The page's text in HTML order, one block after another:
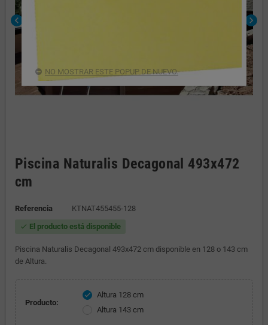
chevron_left chevron_right
Piscina Naturalis Decagonal 493x472
cm
Referencia KTNAT455455-128
check El producto está disponible
Piscina Naturalis Decagonal 493x472 cm disponible en 128 o 143 cm
de Altura.
Producto:
check
Altura 128 cm
Altura 143 cm
NO MOSTRAR ESTE POPUP DE NUEVO.